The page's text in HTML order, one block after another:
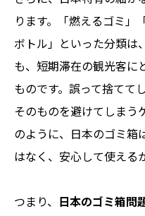
ります。「燃えるゴミ」
ボトル」といった分類は
も、短期滞在の観光客に
ものです。誤って捨てて
そのものを避けてしまう
のように、日本のゴミ箱
はなく、安心して使える
つまり、 日本のゴミ箱問